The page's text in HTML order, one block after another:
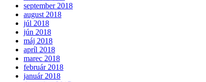
september 2018
august 2018
júl 2018
jún 2018
máj 2018
apríl 2018
marec 2018
február 2018
január 2018